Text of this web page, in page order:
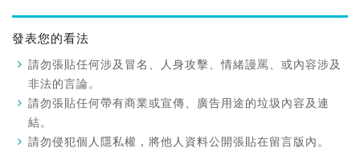
發表您的看法
請勿張貼任何涉及冒名、人身攻擊、情緒謾罵、或內容涉及
非法的言論。
請勿張貼任何帶有商業或宣傳、廣告用途的垃圾內容及連
結。
請勿侵犯個人隱私權，將他人資料公開張貼在留言版內。